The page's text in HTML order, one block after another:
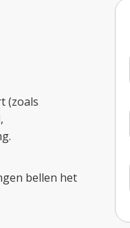
(zoals
bellen het